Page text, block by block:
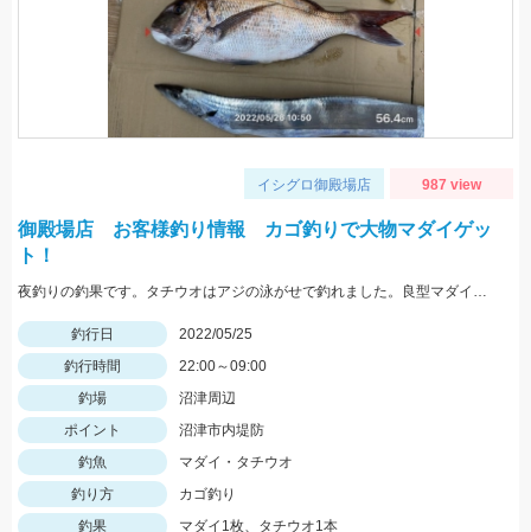
イシグロ御殿場店 987 view
御殿場店 お客様釣り情報 カゴ釣りで大物マダイゲッ
ト！
夜釣りの釣果です。タチウオはアジの泳がせで釣れました。良型マダイおめでとうございます。
釣行日
2022/05/25
釣行時間
22:00～09:00
釣場
沼津周辺
ポイント
沼津市内堤防
釣魚
マダイ・タチウオ
釣り方
カゴ釣り
釣果
マダイ1枚、タチウオ1本